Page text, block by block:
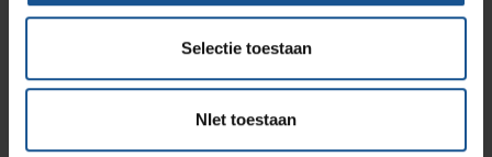
Selectie toestaan
NIet toestaan
Offerte aanvragen